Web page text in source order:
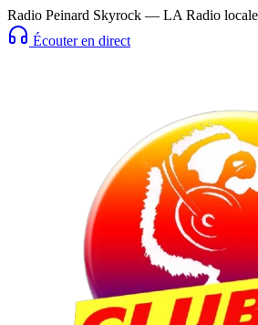
Radio Peinard Skyrock — LA Radio
Écouter en direct